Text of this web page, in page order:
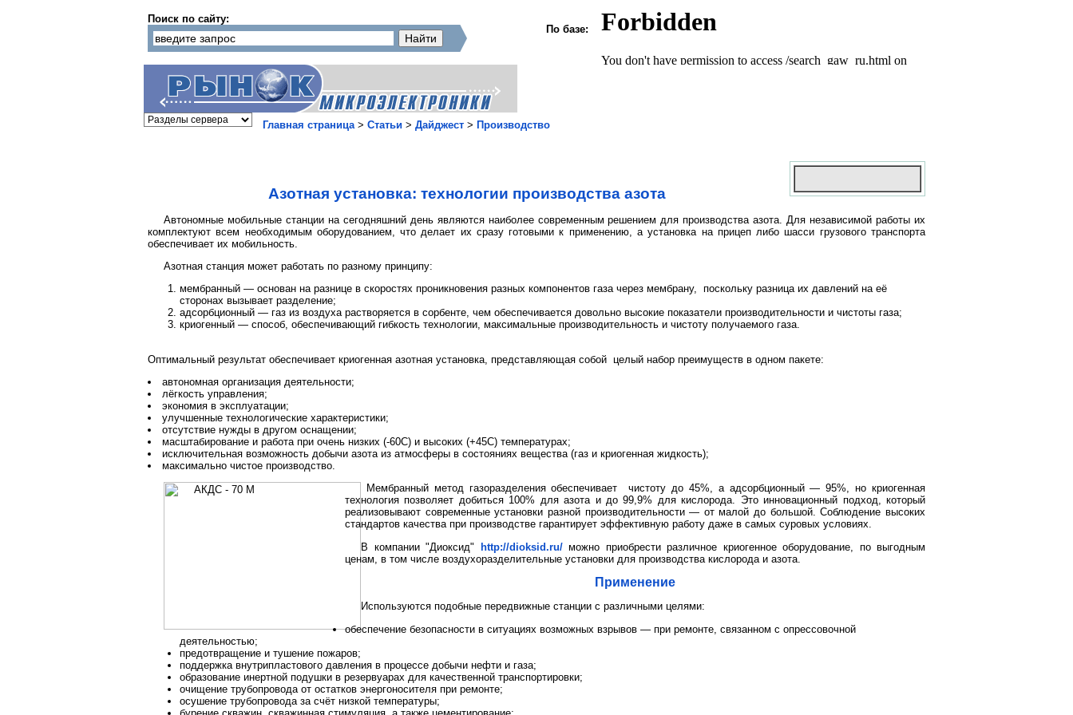
Поиск по сайту:
По базе:
Главная страница> Статьи > Дайджест > Производство
Азотная установка: технологии производства азота
Автономные мобильные станции на сегодняшний день являются наиболее современным решением для производства азота. Для независимой работы их
комплектуют всем необходимым оборудованием, что делает их сразу готовыми к применению, а установка на прицеп либо шасси грузового транспорта
обеспечивает их мобильность.
Азотная станция может работать по разному принципу:
мембранный — основан на разнице в скоростях проникновения разных компонентов газа через мембрану, поскольку разница их давлений на её
сторонах вызывает разделение;
адсорбционный — газ из воздуха растворяется в сорбенте, чем обеспечивается довольно высокие показатели производительности и чистоты газа;
криогенный — способ, обеспечивающий гибкость технологии, максимальные производительность и чистоту получаемого газа.
Оптимальный результат обеспечивает криогенная азотная установка, представляющая собой целый набор преимуществ в одном пакете:
автономная организация деятельности;
лёгкость управления;
экономия в эксплуатации;
улучшенные технологические характеристики;
отсутствие нужды в другом оснащении;
масштабирование и работа при очень низких (-60С) и высоких (+45С) температурах;
исключительная возможность добычи азота из атмосферы в состояниях вещества (газ и криогенная жидкость);
максимально чистое производство.
Мембранный метод газоразделения обеспечивает чистоту до 45%, а адсорбционный — 95%, но криогенная
технология позволяет добиться 100% для азота и до 99,9% для кислорода. Это инновационный подход, который
реализовывают современные установки разной производительности — от малой до большой. Соблюдение высоких
стандартов качества при производстве гарантирует эффективную работу даже в самых суровых условиях.
В компании "Диоксид"
http://dioksid.ru/можно приобрести различное криогенное оборудование, по выгодным
ценам, в том числе воздухоразделительные установки для производства кислорода и азота.
Применение
Используются подобные передвижные станции с различными целями:
обеспечение безопасности в ситуациях возможных взрывов — при ремонте, связанном с опрессовочной
деятельностью;
предотвращение и тушение пожаров;
поддержка внутрипластового давления в процессе добычи нефти и газа;
образование инертной подушки в резервуарах для качественной транспортировки;
очищение трубопровода от остатков энергоносителя при ремонте;
осушение трубопровода за счёт низкой температуры;